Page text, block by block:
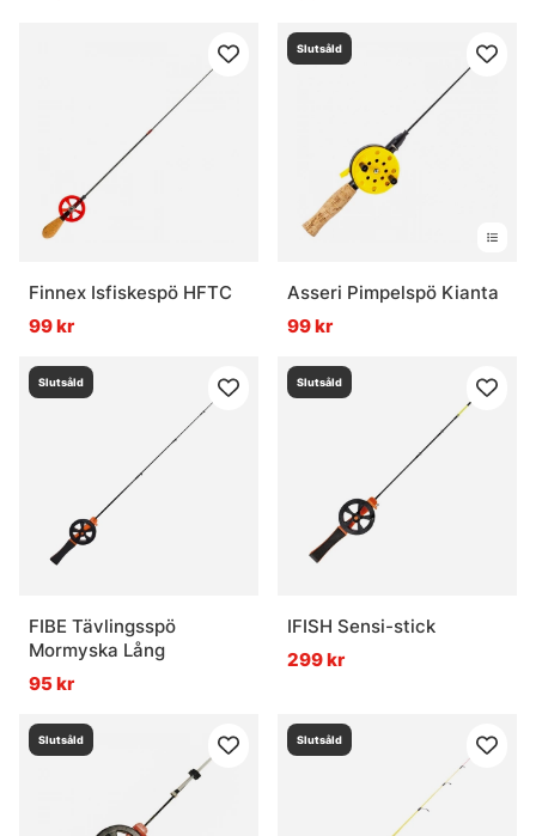
Finnex Isfiskespö HFTC
99 kr
Slutsåld
Asseri Pimpelspö Kianta
99 kr
Slutsåld
FIBE Tävlingsspö
Mormyska Lång
95 kr
Slutsåld
IFISH Sensi-stick
299 kr
Slutsåld Slutsåld